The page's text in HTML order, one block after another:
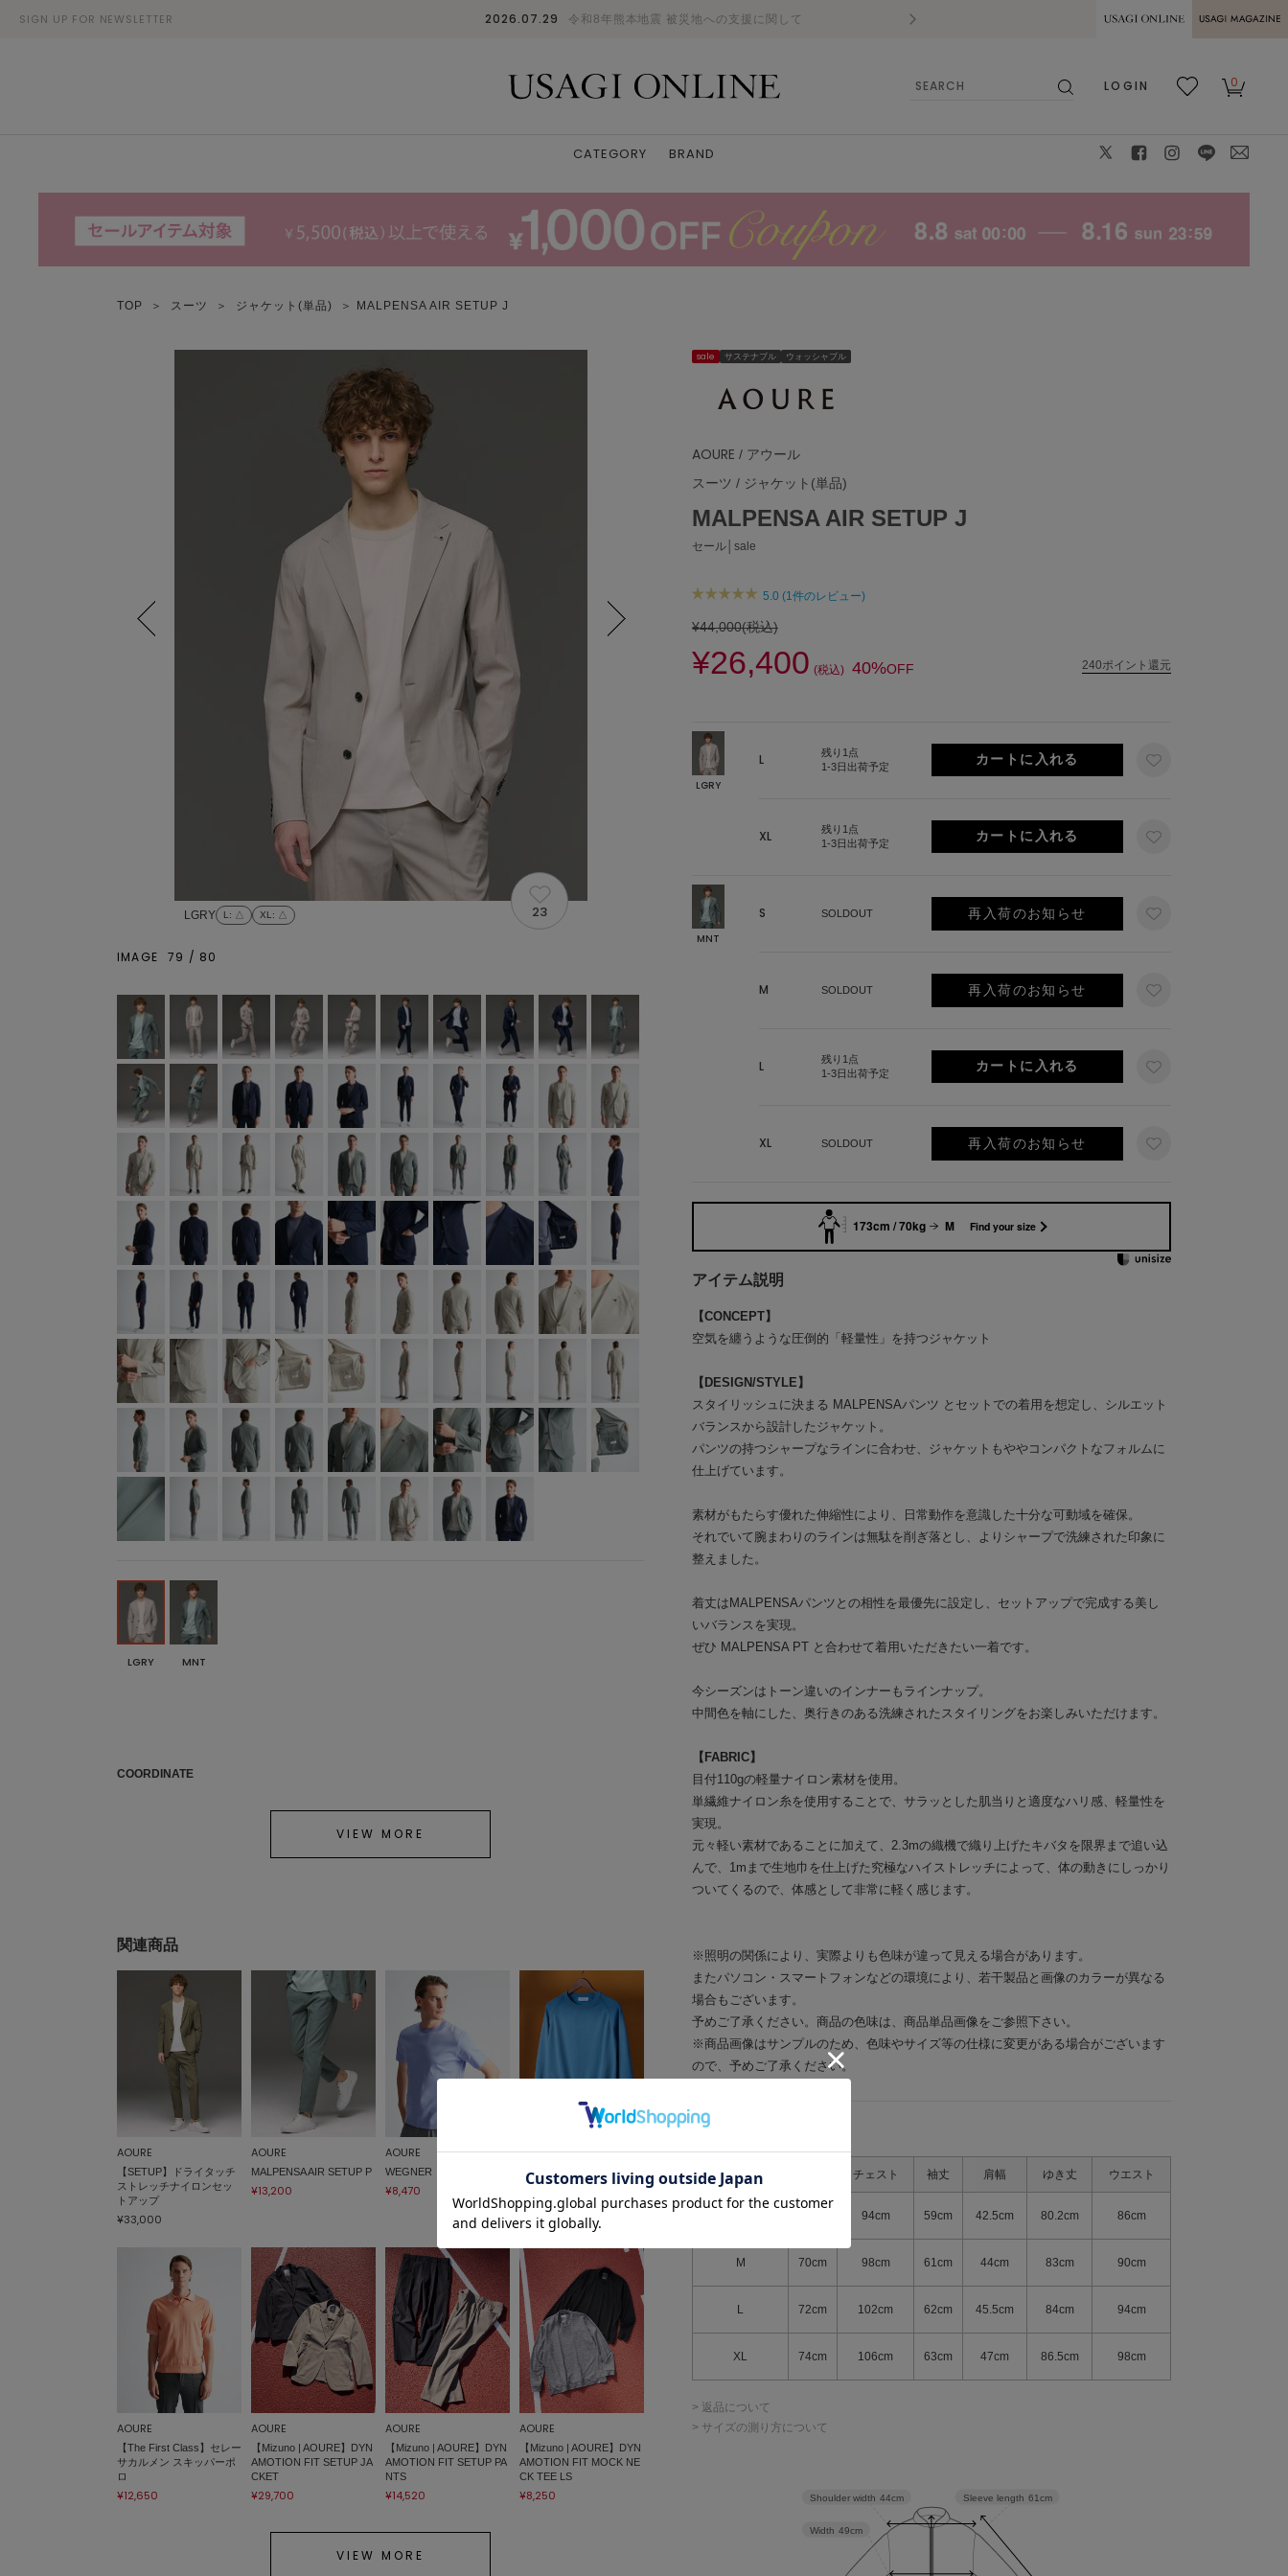
SIGN UP FOR NEWSLETTER 2026.07.29 令和8年熊本地震 被災地への支援に関して 熊本県熊本地方を震源とする地震の影響に
MAGAZINE
LOGIN
0
CATEGORY BRAND
TOP ＞ スーツ ＞ ジャケット(単品) ＞ MALPENSA AIR SETUP J
sale サステナブル ウォッシャブル
AOURE / アウール
スーツ / ジャケット(単品)
MALPENSA AIR SETUP J
セール│sale
5.0 (1件のレビュー)
¥44,000(税込)
¥26,400 (税込) 40%OFF 240ポイント還元
LGRY
L
残り1点
1-3日出荷予定
XL
残り1点
1-3日出荷予定
MNT
S SOLDOUT 再入荷のお知らせ
M SOLDOUT 再入荷のお知らせ
L
残り1点
1-3日出荷予定
XL SOLDOUT 再入荷のお知らせ
173cm / 70kg M Find your size
アイテム説明
【CONCEPT】
空気を纏うような圧倒的「軽量性」を持つジャケット
【DESIGN/STYLE】
スタイリッシュに決まる MALPENSAパンツ とセットでの着用を想定し、シルエット
バランスから設計したジャケット。
パンツの持つシャープなラインに合わせ、ジャケットもややコンパクトなフォルムに
仕上げています。
素材がもたらす優れた伸縮性により、日常動作を意識した十分な可動域を確保。
それでいて腕まわりのラインは無駄を削ぎ落とし、よりシャープで洗練された印象に
整えました。
着丈はMALPENSAパンツとの相性を最優先に設定し、セットアップで完成する美し
いバランスを実現。
ぜひ MALPENSA PT と合わせて着用いただきたい一着です。
今シーズンはトーン違いのインナーもラインナップ。
中間色を軸にした、奥行きのある洗練されたスタイリングをお楽しみいただけます。
【FABRIC】
目付110gの軽量ナイロン素材を使用。
単繊維ナイロン糸を使用することで、サラッとした肌当りと適度なハリ感、軽量性を
実現。
元々軽い素材であることに加えて、2.3mの織機で織り上げたキバタを限界まで追い込
んで、1mまで生地巾を仕上げた究極なハイストレッチによって、体の動きにしっかり
ついてくるので、体感として非常に軽く感じます。
※照明の関係により、実際よりも色味が違って見える場合があります。
またパソコン・スマートフォンなどの環境により、若干製品と画像のカラーが異なる
場合もございます。
予めご了承ください。商品の色味は、商品単品画像をご参照下さい。
※商品画像はサンプルのため、色味やサイズ等の仕様に変更がある場合がございます
ので、予めご了承ください。
アイテムサイズ
サイズ表記 チェスト 袖丈 肩幅 ゆき丈 ウエスト
94cm 59cm 42.5cm 80.2cm 86cm
M 70cm 98cm 61cm 44cm 83cm 90cm
L 72cm 102cm 62cm 45.5cm 84cm 94cm
XL 74cm 106cm 63cm 47cm 86.5cm 98cm
> 返品について
> サイズの測り方について
Sleeve length 61cm
Width 49cm
Shoulder width 44cm
LGRY L : △ XL : △
L: △ XL: ✕
23
IMAGE 79 / 80
LGRY MNT
COORDINATE
VIEW MORE
関連商品
AOURE
【SETUP】ドライタッチ
ストレッチナイロンセッ
トアップ
¥33,000
AOURE
MALPENSA AIR SETUP P
¥13,200
AOURE
WEGNER
¥8,470
AOURE
SPRING NEVE クルーネ
ック
¥13,200
AOURE
【The First Class】セレー
サカルメン スキッパーポ
ロ
¥12,650
AOURE
【Mizuno | AOURE】DYN
AMOTION FIT SETUP JA
CKET
¥29,700
AOURE
【Mizuno | AOURE】DYN
AMOTION FIT SETUP PA
NTS
¥14,520
AOURE
【Mizuno | AOURE】DYN
AMOTION FIT MOCK NE
CK TEE LS
¥8,250
VIEW MORE